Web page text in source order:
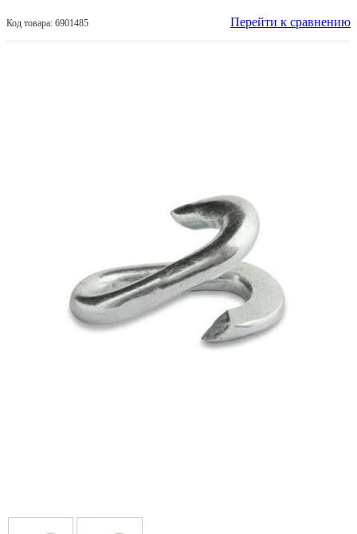
Код товара: 6901485 Перейти к сравнению